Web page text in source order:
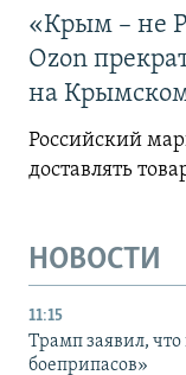
«Крым – не
Ozon
на
Российский
доставлять
НОВОСТИ
11:15
Трамп заявил,
боеприпасов»